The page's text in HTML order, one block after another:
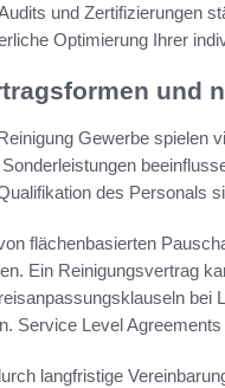
und Zertifizierungen
Optimierung Ihrer
und
Gewerbe spielen
des Personals
flächenbasierten
Ein Reinigungsvertrag
bei
Service Level
langfristige